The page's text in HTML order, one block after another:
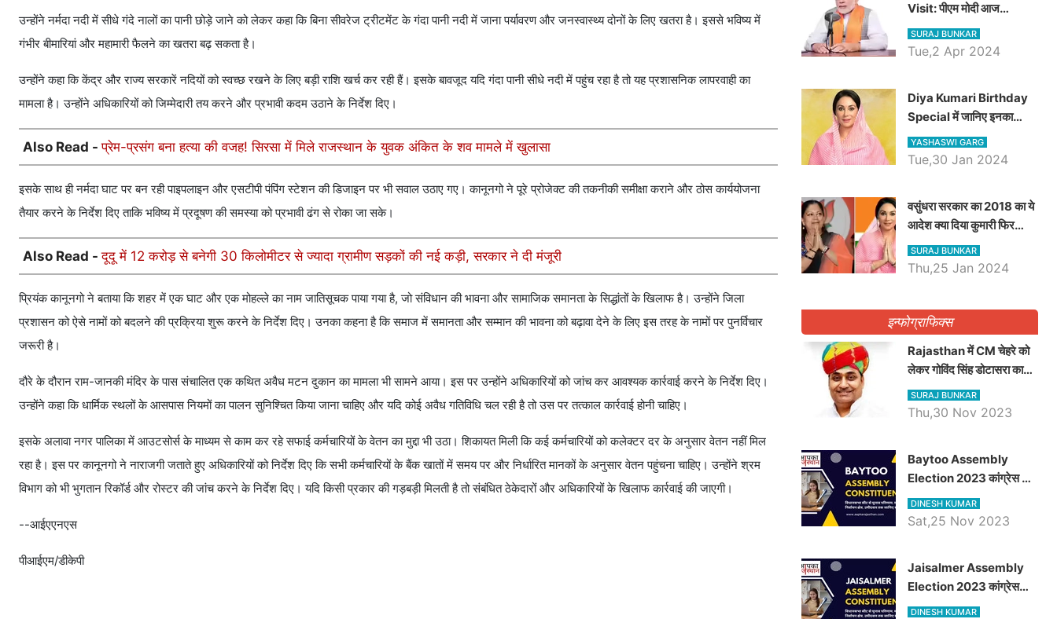
उन्होंने नर्मदा नदी में सीधे गंदे नालों का पानी छोड़े जाने को लेकर कहा कि बिना सीवरेज ट्रीटमेंट के गंदा पानी नदी में जाना पर्यावरण और जनस्वास्थ्य दोनों के लिए खतरा है। इससे भविष्य में
गंभीर बीमारियां और महामारी फैलने का खतरा बढ़ सकता है।
उन्होंने कहा कि केंद्र और राज्य सरकारें नदियों को स्वच्छ रखने के लिए बड़ी राशि खर्च कर रही हैं। इसके बावजूद यदि गंदा पानी सीधे नदी में पहुंच रहा है तो यह प्रशासनिक लापरवाही का
मामला है। उन्होंने अधिकारियों को जिम्मेदारी तय करने और प्रभावी कदम उठाने के निर्देश दिए।
Also Read -प्रेम-प्रसंग बना हत्या की वजह! सिरसा में मिले राजस्थान के युवक अंकित के शव मामले में खुलासा
इसके साथ ही नर्मदा घाट पर बन रही पाइपलाइन और एसटीपी पंपिंग स्टेशन की डिजाइन पर भी सवाल उठाए गए। कानूनगो ने पूरे प्रोजेक्ट की तकनीकी समीक्षा कराने और ठोस कार्ययोजना
तैयार करने के निर्देश दिए ताकि भविष्य में प्रदूषण की समस्या को प्रभावी ढंग से रोका जा सके।
Also Read -दूदू में 12 करोड़ से बनेगी 30 किलोमीटर से ज्यादा ग्रामीण सड़कों की नई कड़ी, सरकार ने दी मंजूरी
प्रियंक कानूनगो ने बताया कि शहर में एक घाट और एक मोहल्ले का नाम जातिसूचक पाया गया है, जो संविधान की भावना और सामाजिक समानता के सिद्धांतों के खिलाफ है। उन्होंने जिला
प्रशासन को ऐसे नामों को बदलने की प्रक्रिया शुरू करने के निर्देश दिए। उनका कहना है कि समाज में समानता और सम्मान की भावना को बढ़ावा देने के लिए इस तरह के नामों पर पुनर्विचार
जरूरी है।
दौरे के दौरान राम-जानकी मंदिर के पास संचालित एक कथित अवैध मटन दुकान का मामला भी सामने आया। इस पर उन्होंने अधिकारियों को जांच कर आवश्यक कार्रवाई करने के निर्देश दिए।
उन्होंने कहा कि धार्मिक स्थलों के आसपास नियमों का पालन सुनिश्चित किया जाना चाहिए और यदि कोई अवैध गतिविधि चल रही है तो उस पर तत्काल कार्रवाई होनी चाहिए।
इसके अलावा नगर पालिका में आउटसोर्स के माध्यम से काम कर रहे सफाई कर्मचारियों के वेतन का मुद्दा भी उठा। शिकायत मिली कि कई कर्मचारियों को कलेक्टर दर के अनुसार वेतन नहीं मिल
रहा है। इस पर कानूनगो ने नाराजगी जताते हुए अधिकारियों को निर्देश दिए कि सभी कर्मचारियों के बैंक खातों में समय पर और निर्धारित मानकों के अनुसार वेतन पहुंचना चाहिए। उन्होंने श्रम
विभाग को भी भुगतान रिकॉर्ड और रोस्टर की जांच करने के निर्देश दिए। यदि किसी प्रकार की गड़बड़ी मिलती है तो संबंधित ठेकेदारों और अधिकारियों के खिलाफ कार्रवाई की जाएगी।
--आईएएनएस
पीआईएम/डीकेपी
Visit: पीएम मोदी आज
राजस्थान में कोटपूतली में करेंगे
विशाल रैली, एक सभा से 8 सीटों
SURAJ BUNKAR
Tue,2 Apr 2024
Diya Kumari Birthday
Special में जानिए इनका
राजकुमारी से राजस्थान की
डिप्टी सीएम बनने तक का सफर,
YASHASWI GARG
Tue,30 Jan 2024
वसुंधरा सरकार का 2018 का ये
आदेश क्या दिया कुमारी फिर
करेंगी लागू? कांग्रेस सरकार ने
किया था निरस्त
SURAJ BUNKAR
Thu,25 Jan 2024
इन्फोग्राफिक्स
Rajasthan में CM चेहरे को
लेकर गोविंद सिंह डोटासरा का
बड़ा बयान आया सामने, जानें
विचार
SURAJ BUNKAR
Thu,30 Nov 2023
Baytoo Assembly
Election 2023 कांग्रेस से
हरीश चौधरी तो बालाराम मुंड होंगे
भाजपा उम्मीदवार, जानिये बायतू
DINESH KUMAR
Sat,25 Nov 2023
​​​​​​​Jaisalmer Assembly
Election 2023 कांग्रेस
रूपा राम मेघवाल तो छोटु सिंह
DINESH KUMAR